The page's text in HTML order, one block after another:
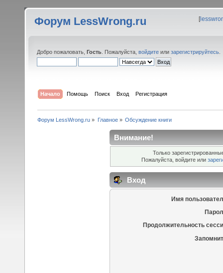
Форум LessWrong.ru [
Добро пожаловать, Гость . Пожалуйста, войдите или зарегистрируйтесь
Начало Помощь Поиск Вход Регистрация
Форум LessWrong.ru » Главное» Обсуждение книги
Внимание!
Только
Пожалуйста, войдите или
Вход
Имя
Продолжительность